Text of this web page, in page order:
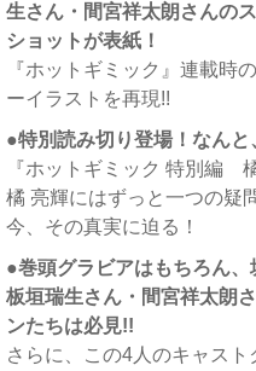
生さん・間宮祥太朗さんの
ショットが表紙！
『ホットギミック』連載時
ーイラストを再現!!
●特別読み切り登場！なんと
『ホットギミック 特別編
橘 亮輝にはずっと一つの疑
今、その真実に迫る！
●巻頭グラビアはもちろん、
板垣瑞生さん・間宮祥太朗
ンたちは必見!!
さらに、この4人のキャス